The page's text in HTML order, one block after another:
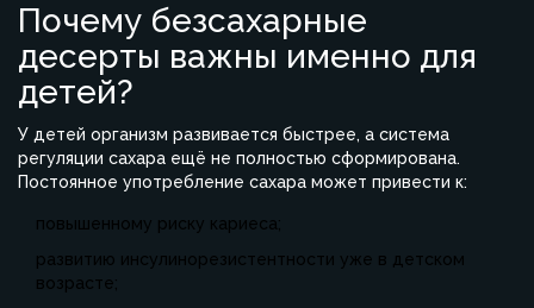
Почему безсахарные
десерты важны именно для
детей?
У детей организм развивается быстрее, а система
регуляции сахара ещё не полностью сформирована.
Постоянное употребление сахара может привести к:
повышенному риску кариеса;
развитию инсулинорезистентности уже в детском
возрасте;